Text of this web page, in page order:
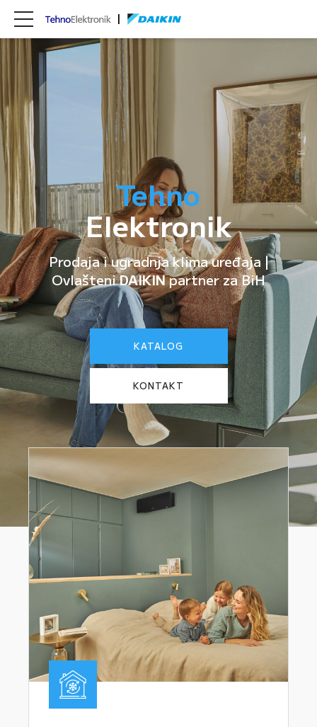
Tehno
Elektronik
Prodaja i ugradnja klima uređaja |
OvlašteniDAIKINpartner za BiH
KATALOG
KONTAKT